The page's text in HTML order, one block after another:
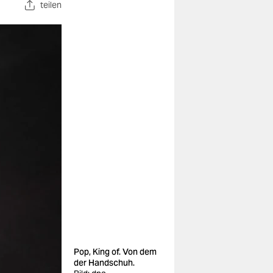
teilen
Pop, King of. Von dem
der Handschuh.